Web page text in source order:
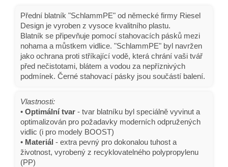
Přední blatník "SchlammPE" od německé firmy Riesel
Design je vyroben z vysoce kvalitního plastu.
Blatník se připevňuje pomocí stahovacích pásků mezi
nohama a můstkem vidlice. "SchlammPE" byl navržen
jako ochrana proti stříkající vodě, která chrání vaši tvář
před nečistotami, blátem a vodou za nepříznivých
podmínek. Černé stahovací pásky jsou součástí balení.
Vlastnosti:
• Optimální tvar - tvar blatníku byl speciálně vyvinut a
optimalizován pro požadavky moderních odpružených
vidlic (i pro modely BOOST)
• Materiál - extra pevný pro dokonalou tuhost a
životnost, vyrobený z recyklovatelného polypropylenu
(PP)